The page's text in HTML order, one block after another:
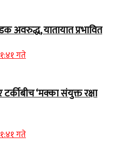
अवरुद्ध, यातायात प्रभावित
गते
‘मक्का संयुक्त रक्षा
गते